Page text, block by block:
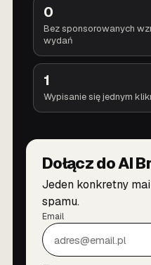
0
Bez sponsorowanych
wydań
1
Wypisanie się jednym
Dołącz do AI
Jeden konkretny
spamu.
Email